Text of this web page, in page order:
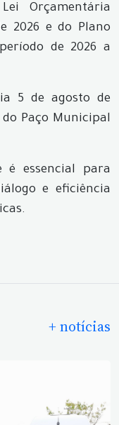
Orçamentária
2026 e do Plano
de 2026 a
5 de agosto de
do Paço Municipal
é essencial para
e eficiência
+ notícias